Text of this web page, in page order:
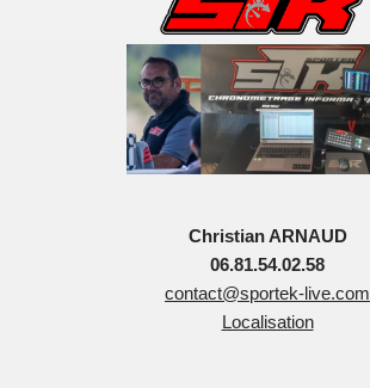
Christian ARNAUD
06.81.54.02.58
contact@sportek-live.com
Localisation